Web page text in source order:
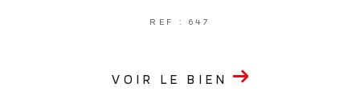
REF : 647
VOIR LE BIEN